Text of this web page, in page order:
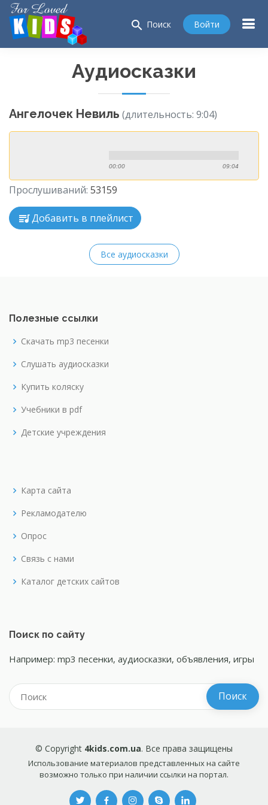
search Поиск Войти
Аудиосказки
Ангелочек Невиль (длительность: 9:04)
00:00 09:04
Прослушиваний: 53159
Добавить в плейлист
Все аудиосказки
Полезные ссылки
Скачать mp3 песенки
Слушать аудиосказки
Купить коляску
Учебники в pdf
Детские учреждения
Карта сайта
Рекламодателю
Опрос
Связь с нами
Каталог детских сайтов
Поиск по сайту
Например: mp3 песенки, аудиосказки, объявления, игры
© Copyright 4kids.com.ua. Все права защищены
Использование материалов представленных на сайте
возможно только при наличии ссылки на портал.